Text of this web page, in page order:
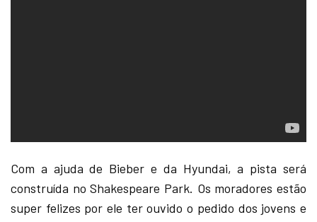
Com a ajuda de Bieber e da Hyundai, a pista será
construída no Shakespeare Park. Os moradores estão
super felizes por ele ter ouvido o pedido dos jovens e